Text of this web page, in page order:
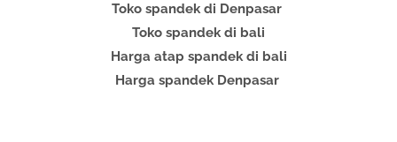
Toko spandek di Denpasar
Toko spandek di bali
Harga atap spandek di bali
Harga spandek Denpasar